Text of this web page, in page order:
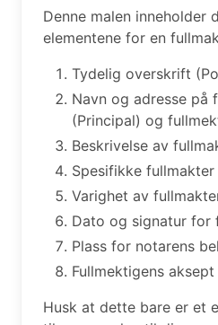
Denne malen inneholder
elementene for en
Tydelig overskrift
Navn og adresse på
(Principal) og
Beskrivelse av
Spesifikke fullmakter
Varighet av
Dato og signatur for
Plass for notarens
Fullmektigens
Husk at dette bare er et